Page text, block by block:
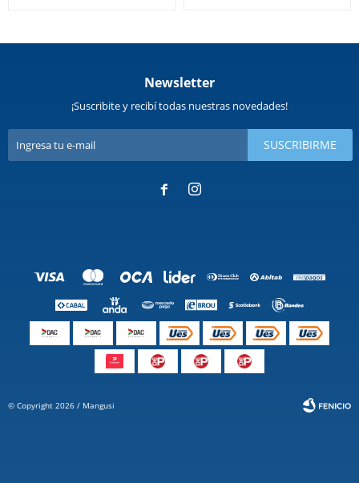
Newsletter
¡Suscribite y recibí todas nuestras novedades!
SUSCRIBIRME
 
© Copyright 2026 / Mangusi